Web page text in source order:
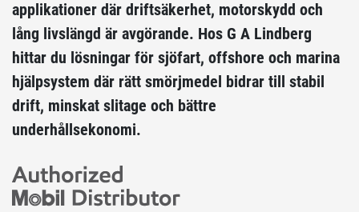
applikationer där driftsäkerhet, motorskydd och
lång livslängd är avgörande. Hos G A Lindberg
hittar du lösningar för sjöfart, offshore och marina
hjälpsystem där rätt smörjmedel bidrar till stabil
drift, minskat slitage och bättre
underhållsekonomi.